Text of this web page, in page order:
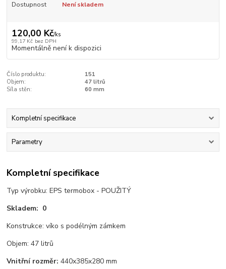
Dostupnost Není skladem
120,00 Kč/ks
99,17 Kč bez DPH
Momentálně není k dispozici
Číslo produktu:
151
Objem:
47 litrů
Síla stěn:
60 mm
Kompletní specifikace
Parametry
Kompletní specifikace
Typ výrobku: EPS termobox - POUŽITÝ
Skladem: 0
Konstrukce: víko s podélným zámkem
Objem: 47 litrů
Vnitřní rozměr: 440x385x280 mm